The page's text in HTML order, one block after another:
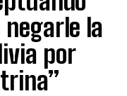
la
por